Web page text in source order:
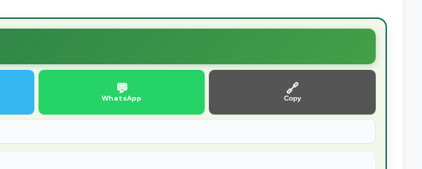
💬
WhatsApp
🔗
Copy